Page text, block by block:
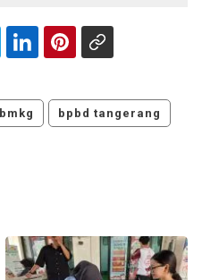
bmkg bpbd tangerang